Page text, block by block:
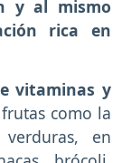
y al mismo
rica en
vitaminas y
como la
en